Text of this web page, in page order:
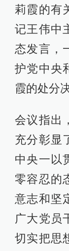
莉霞的有
记王伟中
态发言，
护党中央
霞的处分
会议指出
充分彰显
中央一以
零容忍的
意志和坚
广大党员
切实把思